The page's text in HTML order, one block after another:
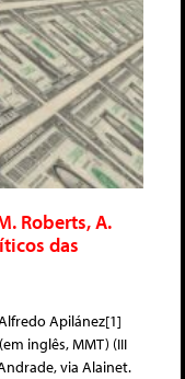
Roberts, A.
das
Apilánez[1]
inglês, MMT) (III
via Alainet.